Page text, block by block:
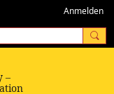
Anmelden